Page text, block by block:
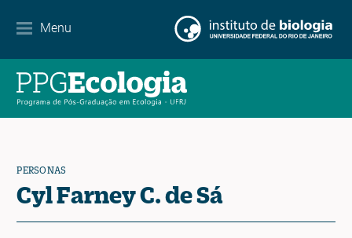
Menu
EN ES PT
PERSONAS
Cyl Farney C. de Sá